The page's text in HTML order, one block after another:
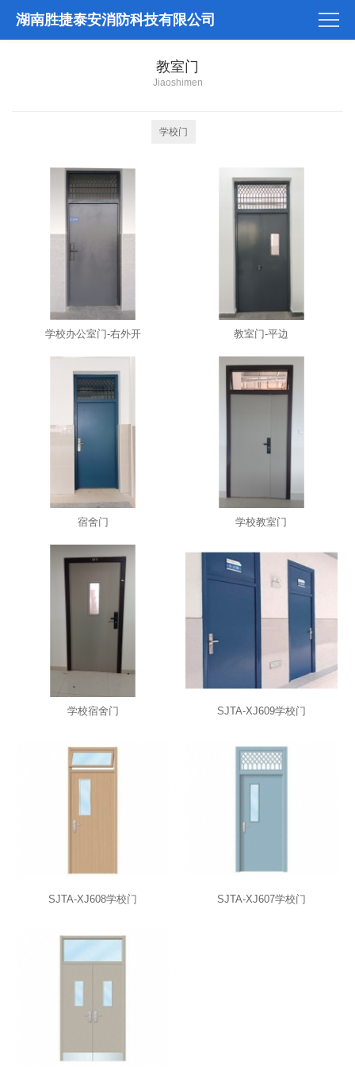
湖南胜捷泰安消防科技有限公司
教室门
Jiaoshimen
学校门
学校办公室门-右外开 教室门-平边
宿舍门 学校教室门
学校宿舍门 SJTA-XJ609学校门
SJTA-XJ608学校门 SJTA-XJ607学校门